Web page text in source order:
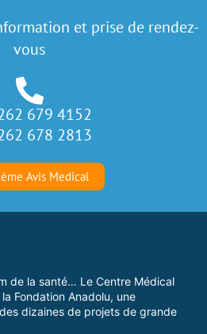
et prise de rendez-
vous
679 4152
678 2813
Avis Medical
de la santé… Le Centre Médical
Fondation Anadolu, une
dizaines de projets de grande